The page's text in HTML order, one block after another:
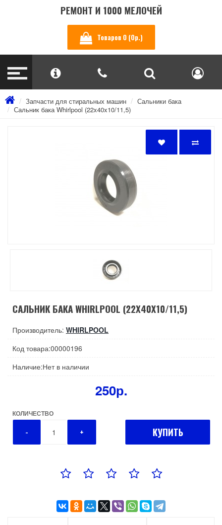
РЕМОНТ И 1000 МЕЛОЧЕЙ
Товаров 0 (0р.)
Запчасти для стиральных машин
Сальники бака
Сальник бака Whirlpool (22x40x10/11,5)
САЛЬНИК БАКА WHIRLPOOL (22X40X10/11,5)
Производитель: WHIRLPOOL
Код товара:00000196
Наличие:Нет в наличии
250р.
КОЛИЧЕСТВО
- + КУПИТЬ